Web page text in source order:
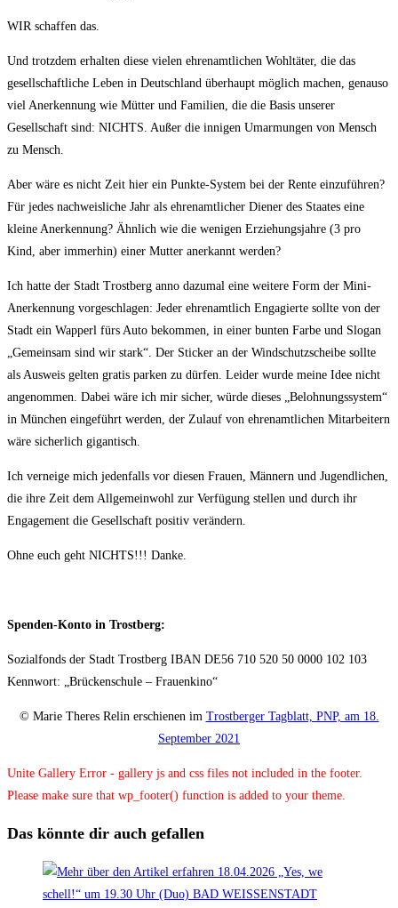
WIR schaffen das.
Und trotzdem erhalten diese vielen ehrenamtlichen Wohltäter, die das
gesellschaftliche Leben in Deutschland überhaupt möglich machen, genauso
viel Anerkennung wie Mütter und Familien, die die Basis unserer
Gesellschaft sind: NICHTS. Außer die innigen Umarmungen von Mensch
zu Mensch.
Aber wäre es nicht Zeit hier ein Punkte-System bei der Rente einzuführen?
Für jedes nachweisliche Jahr als ehrenamtlicher Diener des Staates eine
kleine Anerkennung? Ähnlich wie die wenigen Erziehungsjahre (3 pro
Kind, aber immerhin) einer Mutter anerkannt werden?
Ich hatte der Stadt Trostberg anno dazumal eine weitere Form der Mini-
Anerkennung vorgeschlagen: Jeder ehrenamtlich Engagierte sollte von der
Stadt ein Wapperl fürs Auto bekommen, in einer bunten Farbe und Slogan
„Gemeinsam sind wir stark“. Der Sticker an der Windschutzscheibe sollte
als Ausweis gelten gratis parken zu dürfen. Leider wurde meine Idee nicht
angenommen. Dabei wäre ich mir sicher, würde dieses „Belohnungssystem“
in München eingeführt werden, der Zulauf von ehrenamtlichen Mitarbeitern
wäre sicherlich gigantisch.
Ich verneige mich jedenfalls vor diesen Frauen, Männern und Jugendlichen,
die ihre Zeit dem Allgemeinwohl zur Verfügung stellen und durch ihr
Engagement die Gesellschaft positiv verändern.
Ohne euch geht NICHTS!!! Danke.
Spenden-Konto in Trostberg:
Sozialfonds der Stadt Trostberg IBAN DE56 710 520 50 0000 102 103
Kennwort: „Brückenschule – Frauenkino“
© Marie Theres Relin erschienen im Trostberger Tagblatt, PNP, am 18.
September 2021
Unite Gallery Error - gallery js and css files not included in the footer.
Please make sure that wp_footer() function is added to your theme.
Das könnte dir auch gefallen